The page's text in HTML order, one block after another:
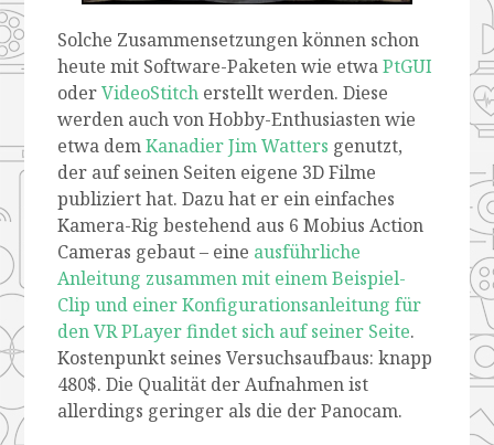
Solche Zusammensetzungen können schon
heute mit Software-Paketen wie etwaPtGUI
oderVideoStitch erstellt werden. Diese
werden auch von Hobby-Enthusiasten wie
etwa demKanadier Jim Watters genutzt,
der auf seinen Seiten eigene 3D Filme
publiziert hat. Dazu hat er ein einfaches
Kamera-Rig bestehend aus 6 Mobius Action
Cameras gebaut – eine ausführliche
Anleitung zusammen mit einem Beispiel-
Clip und einer Konfigurationsanleitung für
den VR PLayer findet sich auf seiner Seite.
Kostenpunkt seines Versuchsaufbaus: knapp
480$. Die Qualität der Aufnahmen ist
allerdings geringer als die der Panocam.